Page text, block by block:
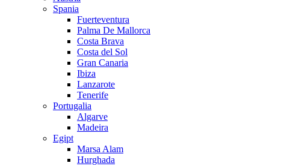
Spania
Fuerteventura
Palma De Mallorca
Costa Brava
Costa del Sol
Gran Canaria
Ibiza
Lanzarote
Tenerife
Portugalia
Algarve
Madeira
Egipt
Marsa Alam
Hurghada